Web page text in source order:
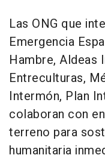
Las ONG que
Emergencia
Hambre, Aldeas
Entreculturas,
Intermón, Plan
colaboran con
terreno para
humanitaria